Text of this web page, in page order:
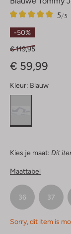
5/5
1
5
Sterren
-50%
€ 119,95
€ 59,99
Kleur: Blauw
Kies je maat: Dit
Maattabel
36 37
Sorry, dit item is